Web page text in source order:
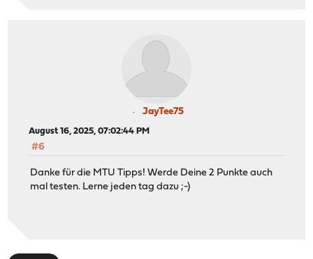
JayTee75
August 16, 2025, 07:02:44 PM
#6
Danke für die MTU Tipps! Werde Deine 2 Punkte auch
mal testen. Lerne jeden tag dazu ;-)